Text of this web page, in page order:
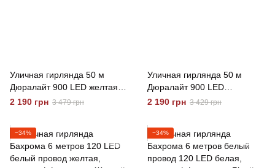
Уличная гирлянда 50 м
Дюралайт 900 LED желтая,
морозостойкая Синій 50м
2 190 грн 3 479 грн
Уличная гирлянда 50 м
Дюралайт 900 LED
мультиколор, морозостойкая
2 190 грн 3 429 грн
−34% −34%